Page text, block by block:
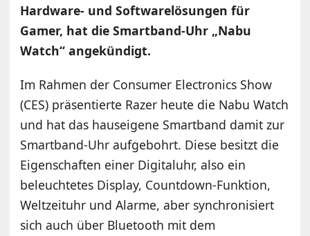
Hardware- und Softwarelösungen für
Gamer, hat die Smartband-Uhr „Nabu
Watch“ angekündigt.
Im Rahmen der Consumer Electronics Show
(CES) präsentierte Razer heute die Nabu Watch
und hat das hauseigene Smartband damit zur
Smartband-Uhr aufgebohrt. Diese besitzt die
Eigenschaften einer Digitaluhr, also ein
beleuchtetes Display, Countdown-Funktion,
Weltzeituhr und Alarme, aber synchronisiert
sich auch über Bluetooth mit dem